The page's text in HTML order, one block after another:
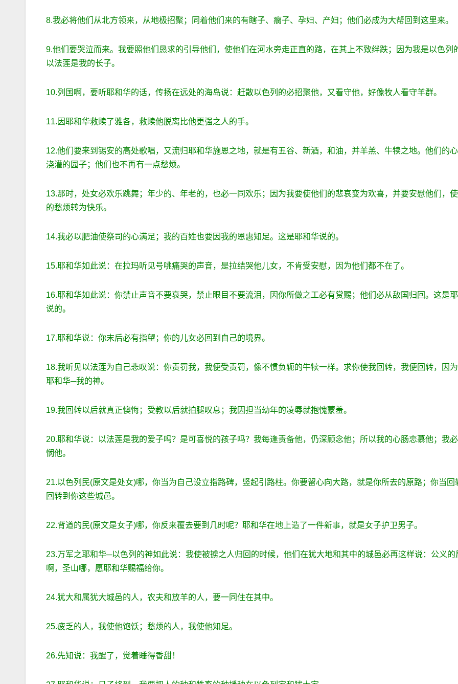
8.我必将他们从北方领来，从地极招聚；同着他们来的有瞎子、瘸子、孕妇、产妇；他们必成为大帮回到这里来。
9.他们要哭泣而来。我要照他们恳求的引导他们，使他们在河水旁走正直的路，在其上不致绊跌；因为我是以色列
以法莲是我的长子。
10.列国啊，要听耶和华的话，传扬在远处的海岛说：赶散以色列的必招聚他，又看守他，好像牧人看守羊群。
11.因耶和华救赎了雅各，救赎他脱离比他更强之人的手。
12.他们要来到锡安的高处歌唱，又流归耶和华施恩之地，就是有五谷、新酒，和油，并羊羔、牛犊之地。他们的
浇灌的园子；他们也不再有一点愁烦。
13.那时，处女必欢乐跳舞；年少的、年老的，也必一同欢乐；因为我要使他们的悲哀变为欢喜，并要安慰他们，
的愁烦转为快乐。
14.我必以肥油使祭司的心满足；我的百姓也要因我的恩惠知足。这是耶和华说的。
15.耶和华如此说：在拉玛听见号咷痛哭的声音，是拉结哭他儿女，不肯受安慰，因为他们都不在了。
16.耶和华如此说：你禁止声音不要哀哭，禁止眼目不要流泪，因你所做之工必有赏赐；他们必从敌国归回。这是
说的。
17.耶和华说：你末后必有指望；你的儿女必回到自己的境界。
18.我听见以法莲为自己悲叹说：你责罚我，我便受责罚，像不惯负轭的牛犊一样。求你使我回转，我便回转，因
耶和华─我的神。
19.我回转以后就真正懊悔；受教以后就拍腿叹息；我因担当幼年的凌辱就抱愧蒙羞。
20.耶和华说：以法莲是我的爱子吗？是可喜悦的孩子吗？我每逢责备他，仍深顾念他；所以我的心肠恋慕他；我
悯他。
21.以色列民(原文是处女)哪，你当为自己设立指路碑，竖起引路柱。你要留心向大路，就是你所去的原路；你当回
回转到你这些城邑。
22.背道的民(原文是女子)哪，你反来覆去要到几时呢？耶和华在地上造了一件新事，就是女子护卫男子。
23.万军之耶和华─以色列的神如此说：我使被掳之人归回的时候，他们在犹大地和其中的城邑必再这样说：公义的
啊，圣山哪，愿耶和华赐福给你。
24.犹大和属犹大城邑的人，农夫和放羊的人，要一同住在其中。
25.疲乏的人，我使他饱饫；愁烦的人，我使他知足。
26.先知说：我醒了，觉着睡得香甜！